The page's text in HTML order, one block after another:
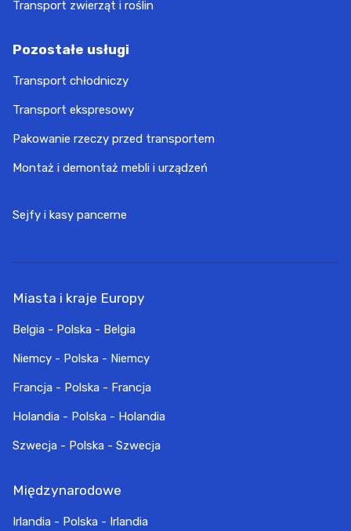
Transport zwierząt i roślin
Pozostałe usługi
Transport chłodniczy
Transport ekspresowy
Pakowanie rzeczy przed transportem
Montaż i demontaż mebli i urządzeń
Sejfy i kasy pancerne
Miasta i kraje Europy
Belgia - Polska - Belgia
Niemcy - Polska - Niemcy
Francja - Polska - Francja
Holandia - Polska - Holandia
Szwecja - Polska - Szwecja
Międzynarodowe
Irlandia - Polska - Irlandia